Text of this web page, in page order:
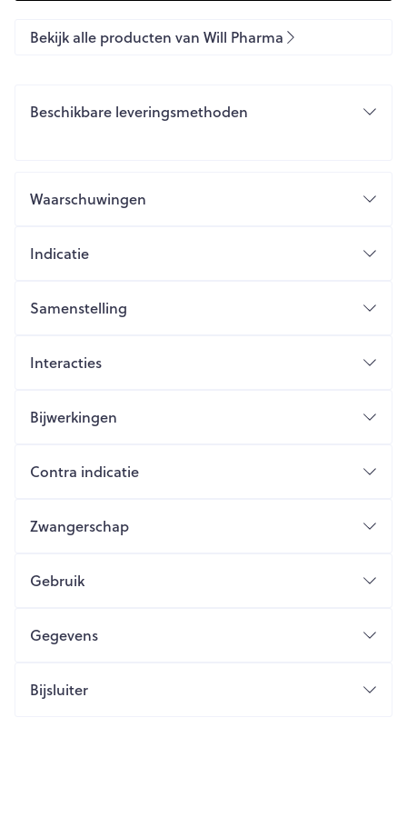
Bekijk alle producten van Will Pharma
Beschikbare leveringsmethoden
Waarschuwingen
Indicatie
Samenstelling
Interacties
Bijwerkingen
Contra indicatie
Zwangerschap
Gebruik
Gegevens
Bijsluiter